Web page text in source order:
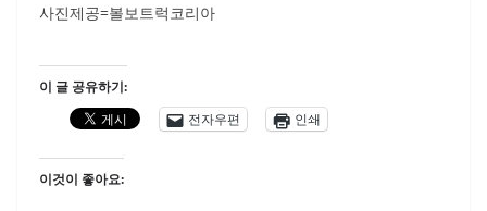
사진제공=볼보트럭코리아
이 글 공유하기:
전자우편
인쇄
이것이 좋아요: